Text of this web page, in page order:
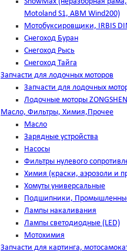
Motoland S1, ABM Wind200)
Мотобуксировщики, IRBIS
Снегоход Буран
Снегоход Рысь
Снегоход Тайга
Запчасти для лодочных моторов
Запчасти для лодочных
Лодочные моторы
Масло, Фильтры, Химия,Прочее
Масло
Зарядные устройства
Насосы
Фильтры нулевого
Химия (краски, аэрозоли и
Хомуты универсальные
Подшипники,
Лампы накаливания
Лампы светодиодные (LED)
Мотохимия
Запчасти для картинга,